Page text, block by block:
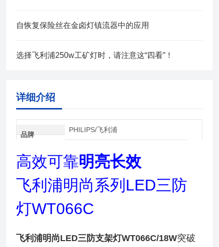
自恢复保险丝在金卤灯镇流器中的应用
选择飞利浦250w工矿灯时，请注意这“四看”！
详细介绍
品牌
PHILIPS/飞利浦
高效可靠明亮长效
飞利浦明尚系列LED三防
灯WT066C
飞利浦明尚LED三防支架灯WT066C/18W突破